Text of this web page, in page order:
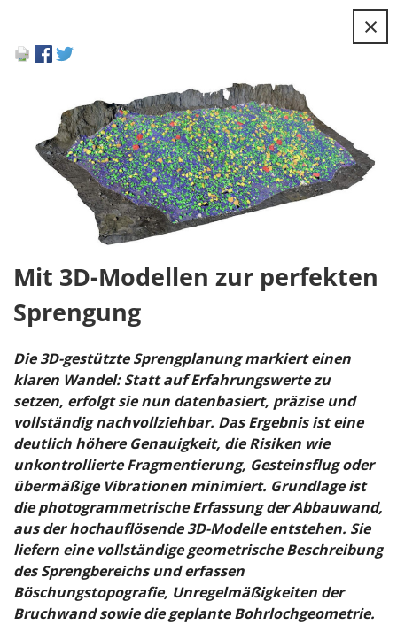
×
Mit 3D-Modellen zur perfekten
Sprengung
Die 3D-gestützte Sprengplanung markiert einen
klaren Wandel: Statt auf Erfahrungswerte zu
setzen, erfolgt sie nun datenbasiert, präzise und
vollständig nachvollziehbar. Das Ergebnis ist eine
deutlich höhere Genauigkeit, die Risiken wie
unkontrollierte Fragmentierung, Gesteinsflug oder
übermäßige Vibrationen minimiert. Grundlage ist
die photogrammetrische Erfassung der Abbauwand,
aus der hochauflösende 3D-Modelle entstehen. Sie
liefern eine vollständige geometrische Beschreibung
des Sprengbereichs und erfassen
Böschungstopografie, Unregelmäßigkeiten der
Bruchwand sowie die geplante Bohrlochgeometrie.